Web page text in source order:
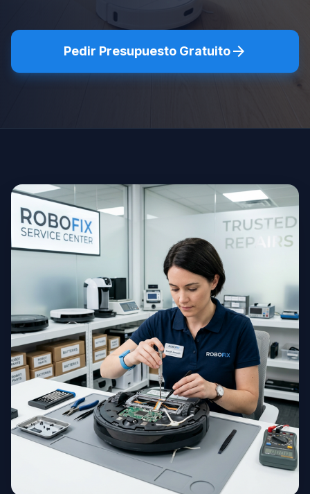
Pedir Presupuesto Gratuitoarrow_forward